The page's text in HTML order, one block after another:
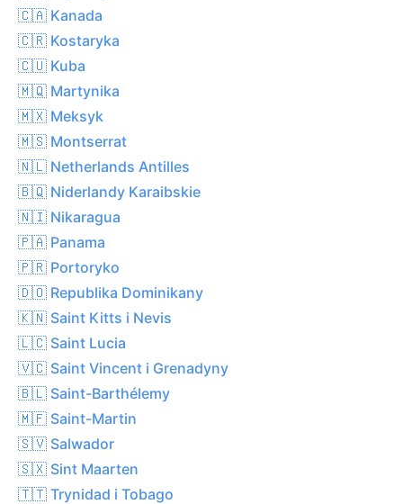
🇨🇦 Kanada
🇨🇷 Kostaryka
🇨🇺 Kuba
🇲🇶 Martynika
🇲🇽 Meksyk
🇲🇸 Montserrat
🇳🇱 Netherlands Antilles
🇧🇶 Niderlandy Karaibskie
🇳🇮 Nikaragua
🇵🇦 Panama
🇵🇷 Portoryko
🇩🇴 Republika Dominikany
🇰🇳 Saint Kitts i Nevis
🇱🇨 Saint Lucia
🇻🇨 Saint Vincent i Grenadyny
🇧🇱 Saint-Barthélemy
🇲🇫 Saint-Martin
🇸🇻 Salwador
🇸🇽 Sint Maarten
🇹🇹 Trynidad i Tobago